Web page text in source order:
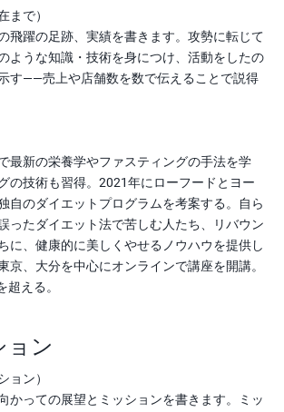
まで）
飛躍の足跡、実績を書きます。攻勢に転じて
ような知識・技術を身につけ、活動をしたの
す――売上や店舗数を数で伝えることで説得
最新の栄養学やファスティングの手法を学
の技術も習得。2021年にローフードとヨー
自のダイエットプログラムを考案する。自ら
ったダイエット法で苦しむ人たち、リバウン
に、健康的に美しくやせるノウハウを提供し
京、大分を中心にオンラインで講座を開講。
える。
ョン
ョン）
かっての展望とミッションを書きます。ミッ